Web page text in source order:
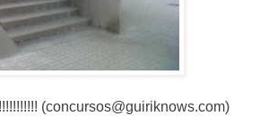
(concursos@guiriknows.com)